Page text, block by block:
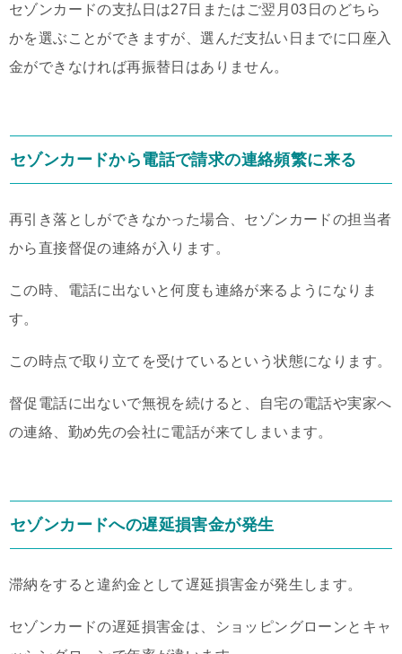
セゾンカードの支払日は27日またはご翌月03日のどちら
かを選ぶことができますが、選んだ支払い日までに口座入
金ができなければ再振替日はありません。
セゾンカードから電話で請求の連絡頻繁に来る
再引き落としができなかった場合、セゾンカードの担当者
から直接督促の連絡が入ります。
この時、電話に出ないと何度も連絡が来るようになりま
す。
この時点で取り立てを受けているという状態になります。
督促電話に出ないで無視を続けると、自宅の電話や実家へ
の連絡、勤め先の会社に電話が来てしまいます。
セゾンカードへの遅延損害金が発生
滞納をすると違約金として遅延損害金が発生します。
セゾンカードの遅延損害金は、ショッピングローンとキャ